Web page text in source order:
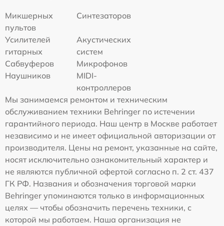
Микшерных
пультов
Синтезаторов
Усилителей
гитарных
Акустических
систем
Сабвуферов
Микрофонов
Наушников
MIDI-
контроллеров
Мы занимаемся ремонтом и техническим
обслуживанием техники Behringer по истечении
гарантийного периода. Наш центр в Москве работает
независимо и не имеет официальной авторизации от
производителя. Цены на ремонт, указанные на сайте,
носят исключительно ознакомительный характер и
не являются публичной офертой согласно п. 2 ст. 437
ГК РФ. Названия и обозначения торговой марки
Behringer упоминаются только в информационных
целях — чтобы обозначить перечень техники, с
которой мы работаем. Наша организация не